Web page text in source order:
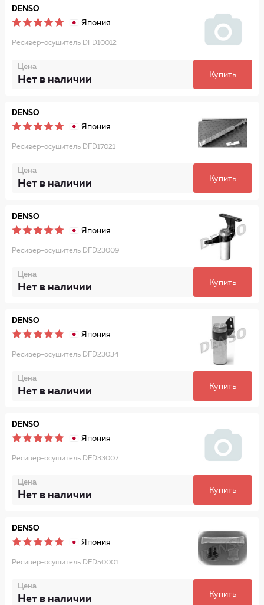
DENSO
Япония
Ресивер-осушитель DFD10012
Цена
Нет в наличии Купить
DENSO
Япония
Ресивер-осушитель DFD17021
Цена
Нет в наличии Купить
DENSO
Япония
Ресивер-осушитель DFD23009
Цена
Нет в наличии Купить
DENSO
Япония
Ресивер-осушитель DFD23034
Цена
Нет в наличии Купить
DENSO
Япония
Ресивер-осушитель DFD33007
Цена
Нет в наличии Купить
DENSO
Япония
Ресивер-осушитель DFD50001
Цена
Нет в наличии Купить